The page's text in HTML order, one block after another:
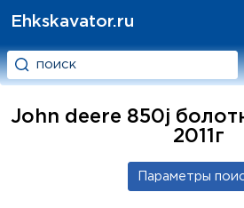
Ehkskavator.ru
John deere 850j
2011г